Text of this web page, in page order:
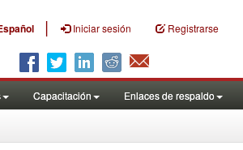
| Iniciar sesión Registrarse
Capacitación Enlaces de respaldo